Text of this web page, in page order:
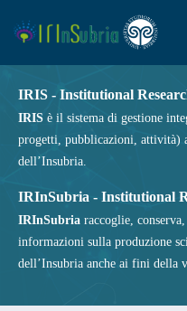
IRIS - Institutional
IRIS è il sistema di gestione
progetti, pubblicazioni, attività)
dell’Insubria.
IRInSubria - Institutional
IRInSubria raccoglie,
informazioni sulla produzione
dell’Insubria anche ai fini della